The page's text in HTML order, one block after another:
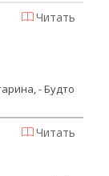
Читать
- Будто
Читать